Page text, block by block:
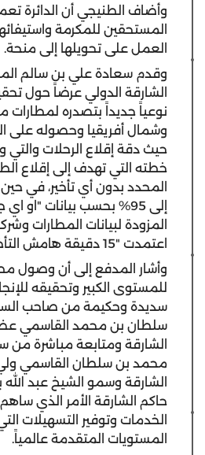
وأضاف الطنيجي أن الدائرة
المستحقين للمكرمة
العمل على تحويلها إلى منحة.
وقدم سعادة علي بن سالم
الشارقة الدولي عرضاً حول
نوعياً جديداً بتصدره
وشمال أفريقيا وحصوله على
خطته التي تهدف إلى إقلاع
المحدد بدون أي تأخير، في
إلى 95% بحسب بيانات "او
المزودة لبيانات المطارات
اعتمدت "15 دقيقة هامش التأخير" في الرحلة.
وأشار المدفع إلى أن وصول
للمستوى الكبير وتحقيقه
سديدة وحكيمة من صاحب
سلطان بن محمد القاسمي
الشارقة ومتابعة مباشرة
محمد بن سلطان القاسمي ولي
الشارقة وسمو الشيخ عبد
حاكم الشارقة الأمر الذي
الخدمات وتوفير التسهيلات
المستويات المتقدمة عالمياً.